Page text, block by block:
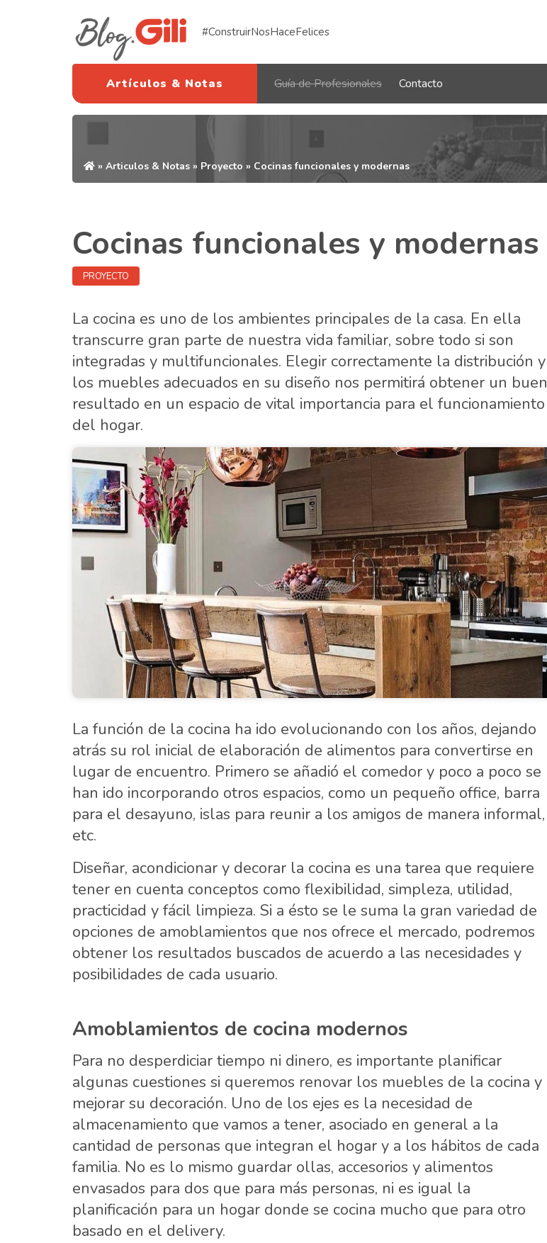
#ConstruirNosHaceFelices
Artículos & Notas Guía de Profesionales Contacto
» Articulos & Notas » Proyecto » Cocinas funcionales y modernas
Cocinas funcionales y modernas
PROYECTO
La cocina es uno de los ambientes principales de la casa. En ella
transcurre gran parte de nuestra vida familiar, sobre todo si son
integradas y multifuncionales. Elegir correctamente la distribución y
los muebles adecuados en su diseño nos permitirá obtener un buen
resultado en un espacio de vital importancia para el funcionamiento
del hogar.
La función de la cocina ha ido evolucionando con los años, dejando
atrás su rol inicial de elaboración de alimentos para convertirse en
lugar de encuentro. Primero se añadió el comedor y poco a poco se
han ido incorporando otros espacios, como un pequeño office, barra
para el desayuno, islas para reunir a los amigos de manera informal,
etc.
Diseñar, acondicionar y decorar la cocina es una tarea que requiere
tener en cuenta conceptos como flexibilidad, simpleza, utilidad,
practicidad y fácil limpieza. Si a ésto se le suma la gran variedad de
opciones de amoblamientos que nos ofrece el mercado, podremos
obtener los resultados buscados de acuerdo a las necesidades y
posibilidades de cada usuario.
Amoblamientos de cocina modernos
Para no desperdiciar tiempo ni dinero, es importante planificar
algunas cuestiones si queremos renovar los muebles de la cocina y
mejorar su decoración. Uno de los ejes es la necesidad de
almacenamiento que vamos a tener, asociado en general a la
cantidad de personas que integran el hogar y a los hábitos de cada
familia. No es lo mismo guardar ollas, accesorios y alimentos
envasados para dos que para más personas, ni es igual la
planificación para un hogar donde se cocina mucho que para otro
basado en el delivery.